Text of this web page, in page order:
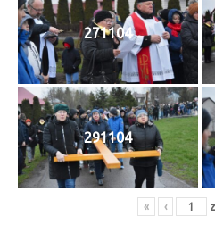
271104
291104
« ‹ z